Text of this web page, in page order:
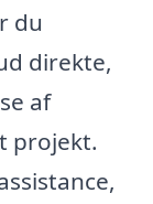
du
direkte,
af
projekt.